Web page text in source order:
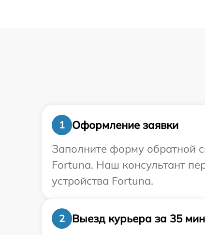
1
Оформление заявки
Заполните форму обратной
Fortuna. Наш консультант
устройства Fortuna.
2
Выезд курьера за 35